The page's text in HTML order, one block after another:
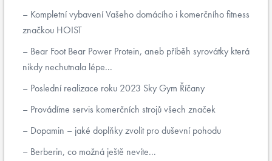
Kompletní vybavení Vašeho domácího i komerčního fitness
značkou HOIST
Bear Foot Bear Power Protein, aneb příběh syrovátky která
nikdy nechutnala lépe...
Poslední realizace roku 2023 Sky Gym Říčany
Provádíme servis komerčních strojů všech značek
Dopamin – jaké doplňky zvolit pro duševní pohodu
Berberin, co možná ještě nevíte...